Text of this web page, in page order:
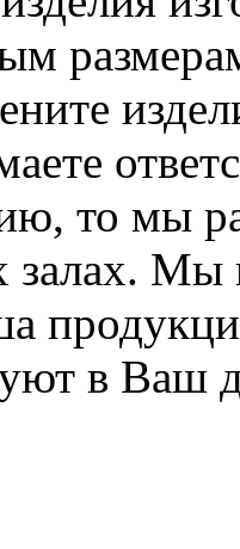
то мы
Мы
в Ваш